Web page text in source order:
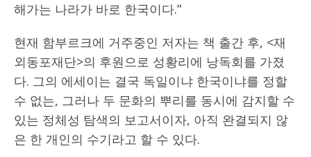
해가는 나라가 바로 한국이다.”
현재 함부르크에 거주중인 저자는 책 출간 후, <재
외동포재단>의 후원으로 성황리에 낭독회를 가졌
다. 그의 에세이는 결국 독일이냐 한국이냐를 정할
수 없는, 그러나 두 문화의 뿌리를 동시에 감지할 수
있는 정체성 탐색의 보고서이자, 아직 완결되지 않
은 한 개인의 수기라고 할 수 있다.